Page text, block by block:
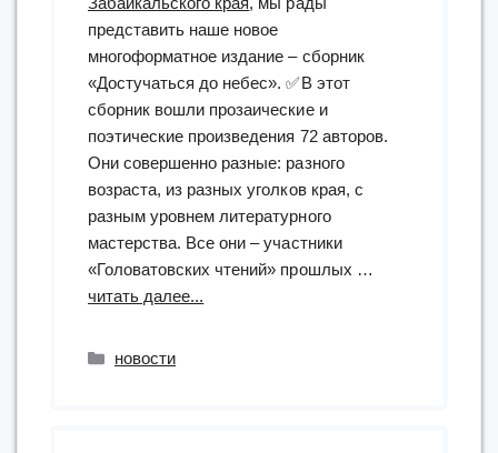
представить наше новое
многоформатное издание – сборник
«Достучаться до небес». ✅В этот
сборник вошли прозаические и
поэтические произведения 72 авторов.
Они совершенно разные: разного
возраста, из разных уголков края, с
разным уровнем литературного
мастерства. Все они – участники
«Головатовских чтений» прошлых …
читать далее...
Рубрики
новости